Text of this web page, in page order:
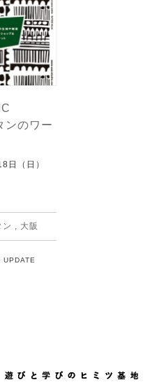
ンのワー
日（日）
ン , 大阪